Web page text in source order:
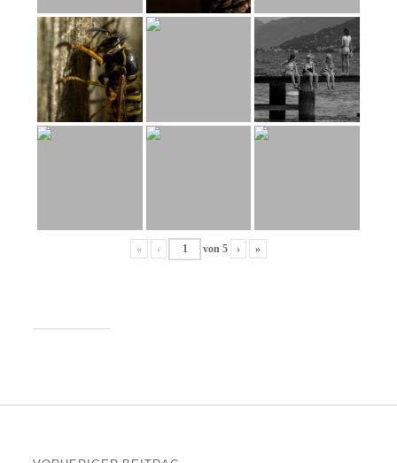
« ‹ von 5 › »